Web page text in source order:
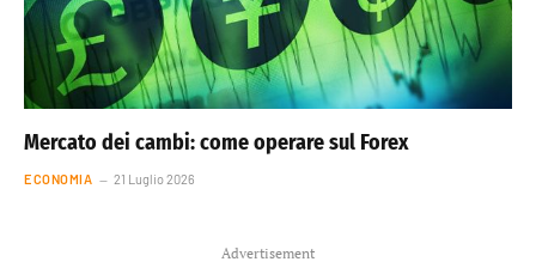
Mercato dei cambi: come operare sul Forex
ECONOMIA 21 Luglio 2026
Advertisement